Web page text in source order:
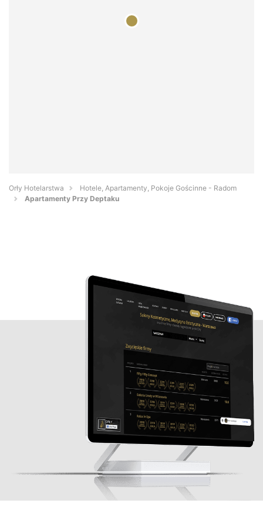
Orły Hotelarstwa
Hotele, Apartamenty, Pokoje Gościnne - Radom
Apartamenty Przy Deptaku